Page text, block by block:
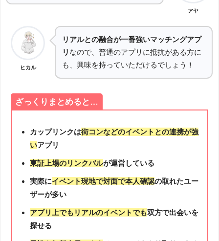
アヤ
ヒカル
リアルとの融合が一番強いマッチングアプ
リ なので、普通のアプリに抵抗がある方に
も、興味を持っていただけるでしょう！
ざっくりまとめると…
カップリンクは街コンなどのイベントとの連携が強
いアプリ
東証上場のリンクバルが運営している
実際にイベント現地で対面で本人確認の取れたユー
ザーが多い
アプリ上でもリアルのイベントでも双方で出会いを
探せる